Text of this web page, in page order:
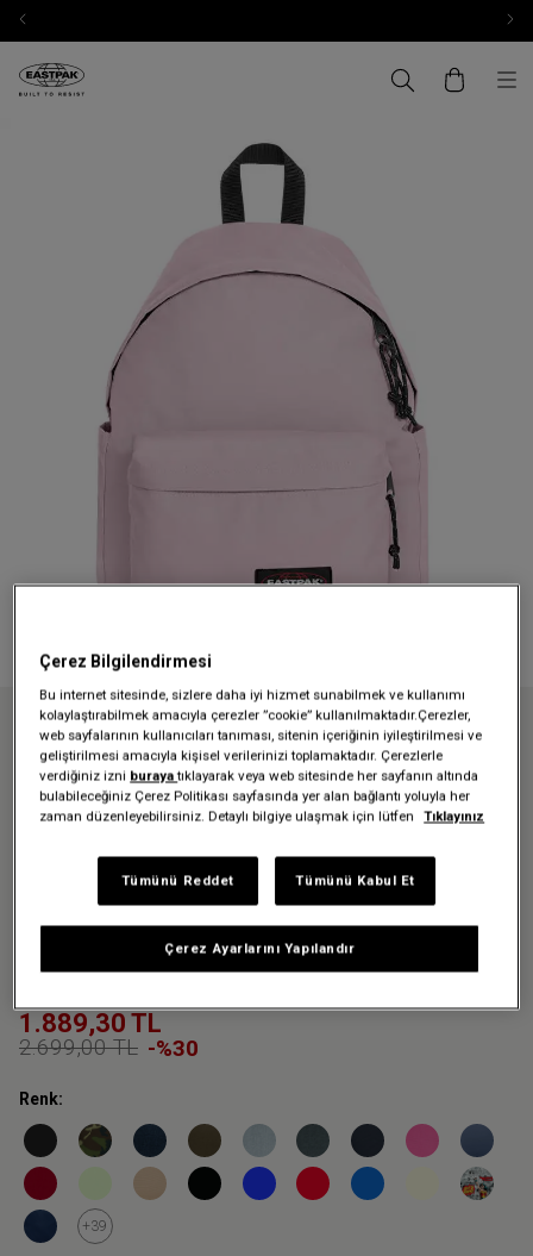
Anasayfa
Friends And Family
DAY PAK'R LEMONADE PINK SIRT ÇANTASI
Üzgünüz - bu ürün artık
mevcut değil
DAY PAK'R LEMONADE PINK
SIRT ÇANTASI
1.889,30 TL
2.699,00 TL -%30
Renk:
+39
Çerez Bilgilendirmesi
Bu internet sitesinde, sizlere daha iyi hizmet sunabilmek ve kullanımı
kolaylaştırabilmek amacıyla çerezler ”cookie” kullanılmaktadır.Çerezler,
web sayfalarının kullanıcıları tanıması, sitenin içeriğinin iyileştirilmesi ve
geliştirilmesi amacıyla kişisel verilerinizi toplamaktadır. Çerezlerle
verdiğiniz izni burayatıklayarak veya web sitesinde her sayfanın altında
bulabileceğiniz Çerez Politikası sayfasında yer alan bağlantı yoluyla her
zaman düzenleyebilirsiniz. Detaylı bilgiye ulaşmak için lütfen
Tıklayınız
Çerez Ayarlarını Yapılandır
Tümünü Reddet Tümünü Kabul Et